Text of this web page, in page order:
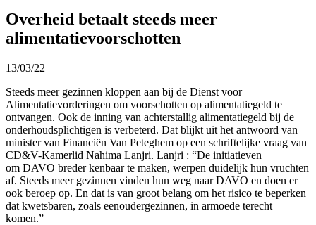
Overheid betaalt steeds meer
alimentatievoorschotten
13/03/22
Steeds meer gezinnen kloppen aan bij de Dienst voor
Alimentatievorderingen om voorschotten op alimentatiegeld te
ontvangen. Ook de inning van achterstallig alimentatiegeld bij de
onderhoudsplichtigen is verbeterd. Dat blijkt uit het antwoord van
minister van Financiën Van Peteghem op een schriftelijke vraag van
CD&V-Kamerlid Nahima Lanjri. Lanjri : “De initiatieven
om DAVO breder kenbaar te maken, werpen duidelijk hun vruchten
af. Steeds meer gezinnen vinden hun weg naarDAVO en doen er
ook beroep op. En dat is van groot belang om het risico te beperken
dat kwetsbaren, zoals eenoudergezinnen, in armoede terecht
komen.”